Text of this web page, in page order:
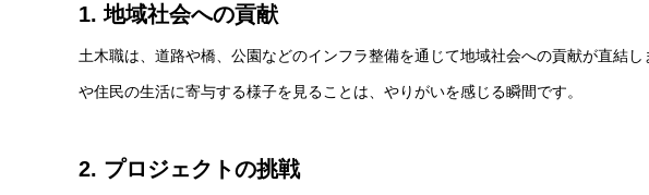
1. 地域社会への貢献
土木職は、道路や橋、公園などのインフラ整備を通じて地域社会への貢献が直結
や住民の生活に寄与する様子を見ることは、やりがいを感じる瞬間です。
2. プロジェクトの挑戦